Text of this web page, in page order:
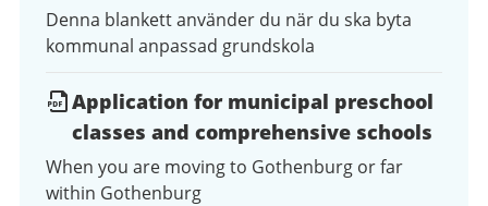
Denna blankett använder du när du ska byta
kommunal anpassad grundskola
Application for municipal preschool
classes and comprehensive schools
When you are moving to Gothenburg or far
within Gothenburg